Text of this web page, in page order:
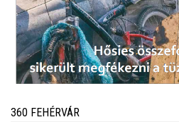
360 FEHÉRVÁR